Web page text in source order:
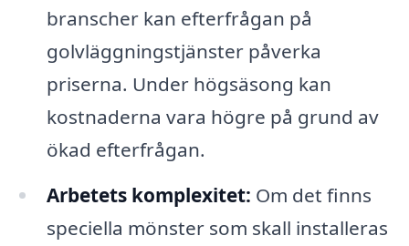
branscher kan efterfrågan på
golvläggningstjänster påverka
priserna. Under högsäsong kan
kostnaderna vara högre på grund av
ökad efterfrågan.
Arbetets komplexitet: Om det finns
speciella mönster som skall installeras